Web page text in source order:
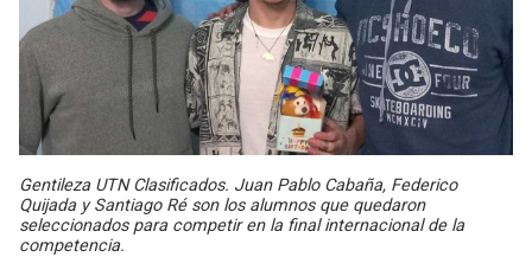
Gentileza UTN Clasificados. Juan Pablo Cabaña, Federico
Quijada y Santiago Ré son los alumnos que quedaron
seleccionados para competir en la final internacional de la
competencia.